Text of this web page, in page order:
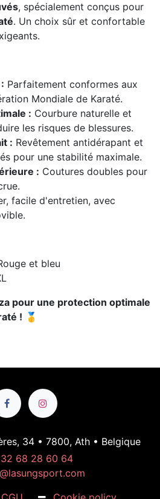
, spécialement conçus pour
. Un choix sûr et confortable
Parfaitement conformes aux
Mondiale de Karaté.
: Courbure naturelle et
les risques de blessures.
: Revêtement antidérapant et
pour une stabilité maximale.
: Coutures doubles pour
facile d'entretien, avec
et bleu
pour une protection optimale
! 🥇
34 • 7800, Ath • Belgique
68 28 60 64